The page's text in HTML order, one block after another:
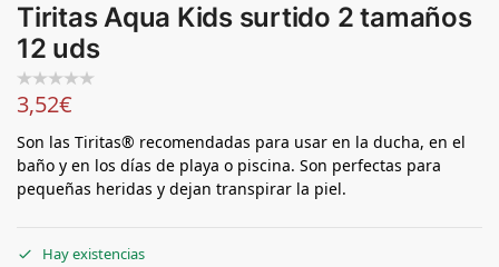
Tiritas Aqua Kids surtido 2 tamaños
12 uds
3,52€
Son las Tiritas® recomendadas para usar en la ducha, en el
baño y en los días de playa o piscina. Son perfectas para
pequeñas heridas y dejan transpirar la piel.
Hay existencias